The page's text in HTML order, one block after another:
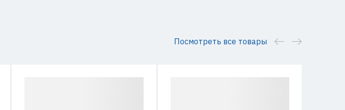
Посмотреть все товары